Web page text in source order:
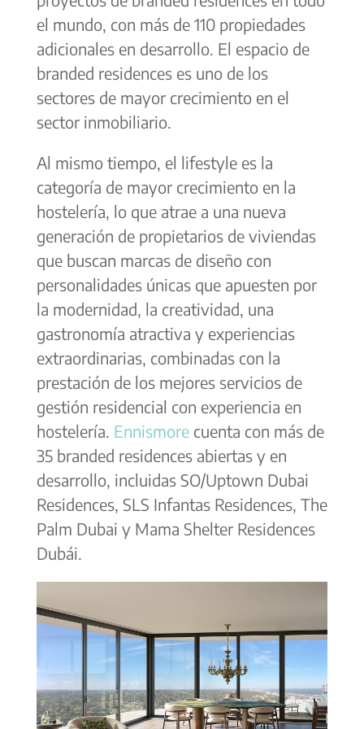
el mundo, con más de 110 propiedades
adicionales en desarrollo. El espacio de
branded residences es uno de los
sectores de mayor crecimiento en el
sector inmobiliario.
Al mismo tiempo, el lifestyle es la
categoría de mayor crecimiento en la
hostelería, lo que atrae a una nueva
generación de propietarios de viviendas
que buscan marcas de diseño con
personalidades únicas que apuesten por
la modernidad, la creatividad, una
gastronomía atractiva y experiencias
extraordinarias, combinadas con la
prestación de los mejores servicios de
gestión residencial con experiencia en
hostelería. Ennismorecuenta con más de
35 branded residences abiertas y en
desarrollo, incluidas SO/Uptown Dubai
Residences, SLS Infantas Residences, The
Palm Dubai y Mama Shelter Residences
Dubái.